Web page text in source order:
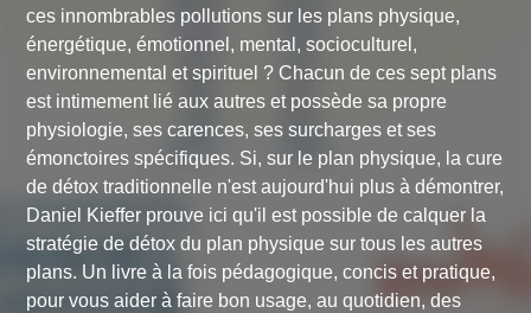
ces innombrables pollutions sur les plans physique,
énergétique, émotionnel, mental, socioculturel,
environnemental et spirituel ? Chacun de ces sept plans
est intimement lié aux autres et possède sa propre
physiologie, ses carences, ses surcharges et ses
émonctoires spécifiques. Si, sur le plan physique, la cure
de détox traditionnelle n'est aujourd'hui plus à démontrer,
Daniel Kieffer prouve ici qu'il est possible de calquer la
stratégie de détox du plan physique sur tous les autres
plans. Un livre à la fois pédagogique, concis et pratique,
pour vous aider à faire bon usage, au quotidien, des